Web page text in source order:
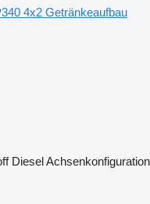
4x2 Getränkeaufbau
DieselAchsenkonfiguration